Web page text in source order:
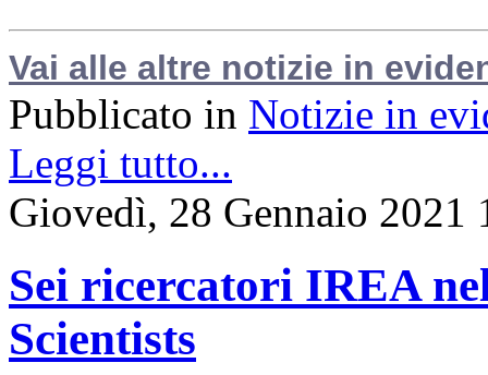
Vai alle altre notizie in
Pubblicato in Notizie in
Leggi tutto...
Giovedì, 28 Gennaio 2021
Sei ricercatori IREA
Scientists